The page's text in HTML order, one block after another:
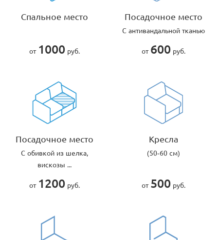
Спальное место
от 1000 руб.
Посадочное место
С антивандальной тканью
от 600 руб.
Посадочное место
С обивкой из шелка,
вискозы ...
от 1200 руб.
Кресла
(50-60 см)
от 500 руб.